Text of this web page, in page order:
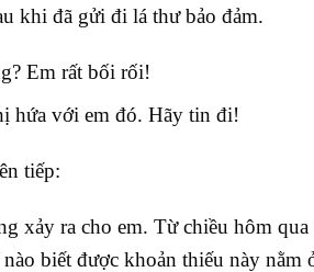
khi đã gửi đi lá thư bảo đảm.
Em rất bối rối!
hứa với em đó. Hãy tin đi!
tiếp:
xảy ra cho em. Từ chiều hôm
biết được khoản thiếu này nằm